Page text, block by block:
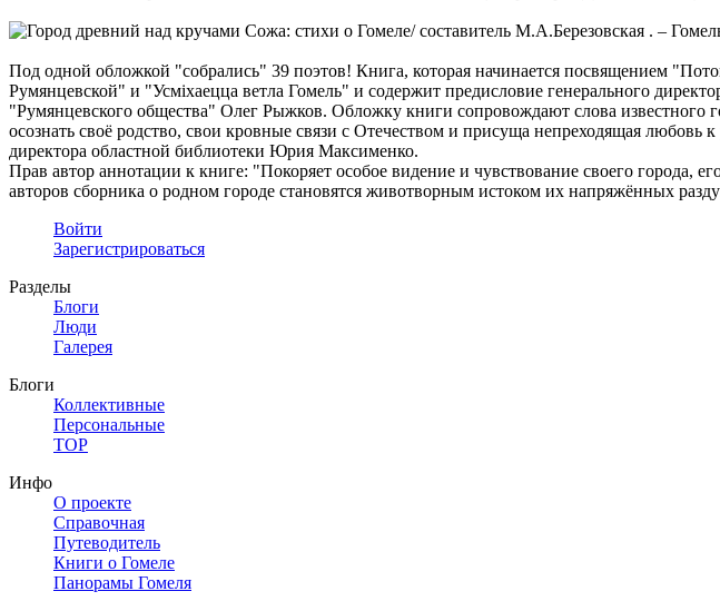
Под одной обложкой "собрались" 39 поэтов! Книга, которая начинается посвящением
Румянцевской" и "Усміхаецца ветла Гомель" и содержит предисловие генерального
"Румянцевского общества" Олег Рыжков. Обложку книги сопровождают слова известного
осознать своё родство, свои кровные связи с Отечеством и присуща непреходящая
директора областной библиотеки Юрия Максименко.
Прав автор аннотации к книге: "Покоряет особое видение и чувствование своего
авторов сборника о родном городе становятся животворным истоком их напряжённых
Войти
Зарегистрироваться
Разделы
Блоги
Люди
Галерея
Блоги
Коллективные
Персональные
TOP
Инфо
О проекте
Справочная
Путеводитель
Книги о Гомеле
Панорамы Гомеля